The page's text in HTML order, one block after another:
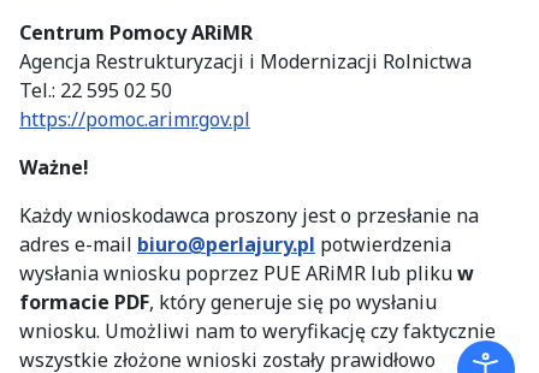
Centrum Pomocy ARiMR
Agencja Restrukturyzacji i Modernizacji Rolnictwa
Tel.: 22 595 02 50
https://pomoc.arimr.gov.pl
Ważne!
Każdy wnioskodawca proszony jest o przesłanie na
adres e-mail biuro@perlajury.pl potwierdzenia
wysłania wniosku poprzez PUE ARiMR lub plikuw
formacie PDF, który generuje się po wysłaniu
wniosku. Umożliwi nam to weryfikację czy faktycznie
wszystkie złożone wnioski zostały prawidłowo